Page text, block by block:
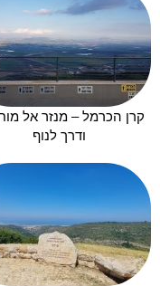
קרן הכרמל – מנזר אל
ודרך לנוף